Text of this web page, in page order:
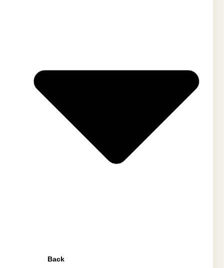
Back